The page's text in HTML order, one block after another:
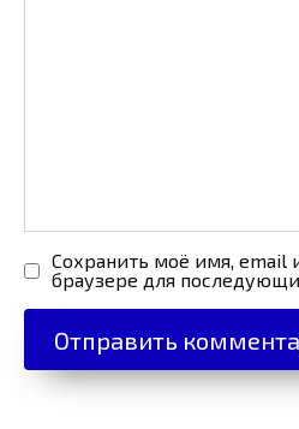
Сохранить моё имя, email
браузере для